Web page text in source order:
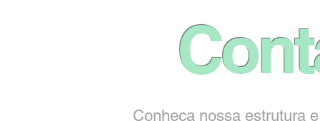
Conheça nossa estrutura